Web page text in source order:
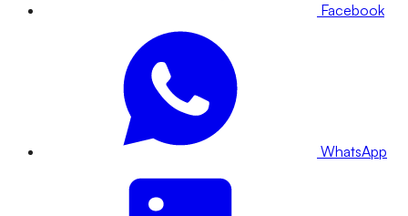
Facebook
WhatsApp